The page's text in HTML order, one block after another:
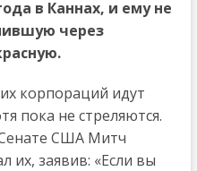
в Каннах, и ему не
через
корпораций идут
пока не стреляются.
США Митч
их, заявив: «Если вы